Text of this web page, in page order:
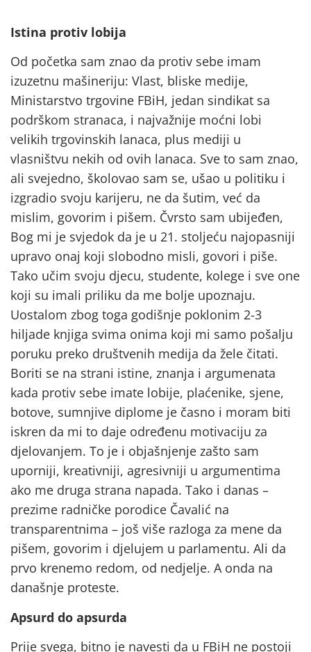
Istina protiv lobija
Od početka sam znao da protiv sebe imam
izuzetnu mašineriju: Vlast, bliske medije,
Ministarstvo trgovine FBiH, jedan sindikat sa
podrškom stranaca, i najvažnije moćni lobi
velikih trgovinskih lanaca, plus mediji u
vlasništvu nekih od ovih lanaca. Sve to sam znao,
ali svejedno, školovao sam se, ušao u politiku i
izgradio svoju karijeru, ne da šutim, već da
mislim, govorim i pišem. Čvrsto sam ubijeđen,
Bog mi je svjedok da je u 21. stoljeću najopasniji
upravo onaj koji slobodno misli, govori i piše.
Tako učim svoju djecu, studente, kolege i sve one
koji su imali priliku da me bolje upoznaju.
Uostalom zbog toga godišnje poklonim 2-3
hiljade knjiga svima onima koji mi samo pošalju
poruku preko društvenih medija da žele čitati.
Boriti se na strani istine, znanja i argumenata
kada protiv sebe imate lobije, plaćenike, sjene,
botove, sumnjive diplome je časno i moram biti
iskren da mi to daje određenu motivaciju za
djelovanjem. To je i objašnjenje zašto sam
uporniji, kreativniji, agresivniji u argumentima
ako me druga strana napada. Tako i danas –
prezime radničke porodice Čavalić na
transparentnima – još više razloga za mene da
pišem, govorim i djelujem u parlamentu. Ali da
prvo krenemo redom, od nedjelje. A onda na
današnje proteste.
Apsurd do apsurda
Prije svega, bitno je navesti da u FBiH ne postoji